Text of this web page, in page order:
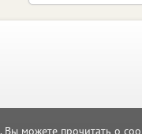
. Вы можете прочитать о